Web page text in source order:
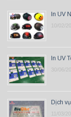
In UV
10/02/
In UV
30/06/
Dịch
11/03/